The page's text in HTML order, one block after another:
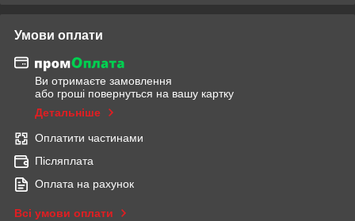
Умови оплати
Ви отримаєте замовлення
або гроші повернуться на вашу картку
Детальніше
Оплатити частинами
Післяплата
Оплата на рахунок
Всі умови оплати